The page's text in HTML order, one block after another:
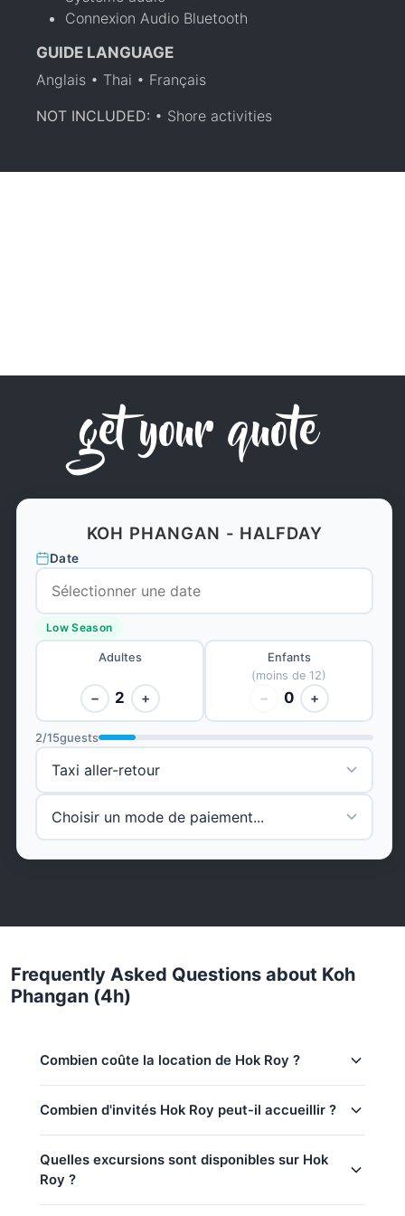
Connexion Audio Bluetooth
GUIDE LANGUAGE
Anglais • Thai • Français
NOT INCLUDED: • Shore activities
get your quote
KOH PHANGAN - HALFDAY
Date
Low Season
Adultes
− 2 +
Enfants
(moins de 12)
− 0 +
2/15guests
Frequently Asked Questions about Koh
Phangan (4h)
Combien coûte la location de Hok Roy ?
Basse saison (mai–oct):38,800 THB
Saison régulière:41,200 THB
Haute saison:
Combien d'invités Hok Roy peut-il accueillir ?
de base inclut 10 invités — des invités
supplémentaires peuvent être ajoutés à 1,200 THB
par personne. Enfants de moins de 12 ans : 1,200
Quelles excursions sont disponibles sur Hok
Roy ?